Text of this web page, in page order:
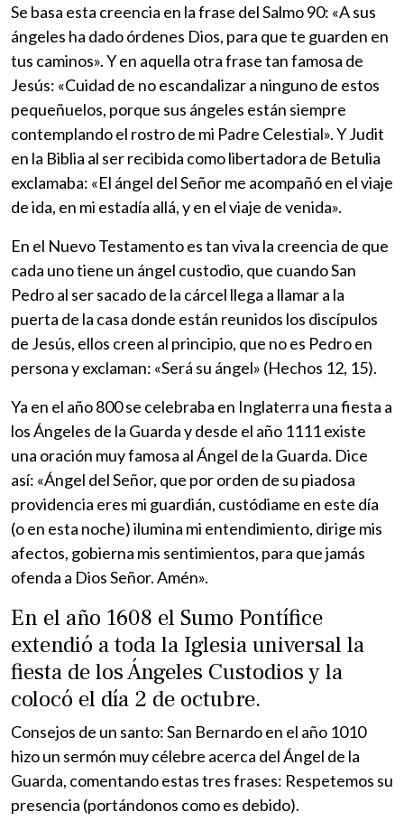
Se basa esta creencia en la frase del Salmo 90: «A sus
ángeles ha dado órdenes Dios, para que te guarden en
tus caminos». Y en aquella otra frase tan famosa de
Jesús: «Cuidad de no escandalizar a ninguno de estos
pequeñuelos, porque sus ángeles están siempre
contemplando el rostro de mi Padre Celestial». Y Judit
en la Biblia al ser recibida como libertadora de Betulia
exclamaba: «El ángel del Señor me acompañó en el viaje
de ida, en mi estadía allá, y en el viaje de venida».
En el Nuevo Testamento es tan viva la creencia de que
cada uno tiene un ángel custodio, que cuando San
Pedro al ser sacado de la cárcel llega a llamar a la
puerta de la casa donde están reunidos los discípulos
de Jesús, ellos creen al principio, que no es Pedro en
persona y exclaman: «Será su ángel» (Hechos 12, 15).
Ya en el año 800 se celebraba en Inglaterra una fiesta a
los Ángeles de la Guarda y desde el año 1111 existe
una oración muy famosa al Ángel de la Guarda. Dice
así: «Ángel del Señor, que por orden de su piadosa
providencia eres mi guardián, custódiame en este día
(o en esta noche) ilumina mi entendimiento, dirige mis
afectos, gobierna mis sentimientos, para que jamás
ofenda a Dios Señor. Amén».
En el año 1608 el Sumo Pontífice
extendió a toda la Iglesia universal la
fiesta de los Ángeles Custodios y la
colocó el día 2 de octubre.
Consejos de un santo: San Bernardo en el año 1010
hizo un sermón muy célebre acerca del Ángel de la
Guarda, comentando estas tres frases: Respetemos su
presencia (portándonos como es debido).